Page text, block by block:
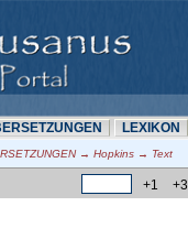
LEXIKON
→ Hopkins → Text
+1 +3